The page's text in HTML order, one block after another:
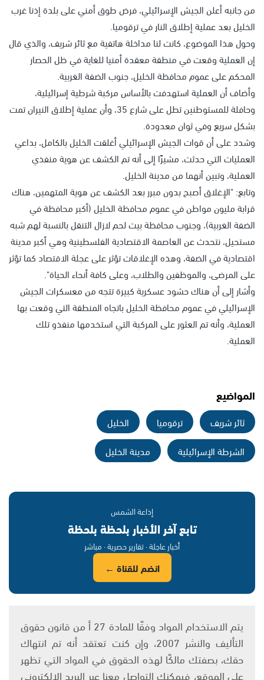
من جانبه أعلن الجيش الإسرائيلي، فرض طوق أمني على بلدة إذنا غرب
الخليل بعد عملية إطلاق النار في ترقوميا.
وحول هذا الموضوع، كانت لنا مداخلة هاتفية مع ثائر شريف، والذي قال
إن العملية وقعت في منطقة معقدة أمنيا للغاية في ظل الحصار
المحكم على عموم محافظة الخليل، جنوب الضفة الغربية.
وأضاف أن العملية استهدفت بالأساس مركبة شرطية إسرائيلية،
وحافلة للمستوطنين تطل على شارع 35، وأن عملية إطلاق النيران تمت
بشكل سريع وفي ثوان معدودة.
وشدد على أن قوات الجيش الإسرائيلي أغلقت الخليل بالكامل، بداعي
العمليات التي حدثت، مشيرًا إلى أنه تم الكشف عن هوية منفذي
العملية، وتبين أنهما من مدينة الخليل.
وتابع: "الإغلاق أصبح بدون مبرر بعد الكشف عن هوية المتهمين، هناك
قرابة مليون مواطن في عموم محافظة الخليل (أكبر محافظة في
الضفة الغربية)، وجنوب محافظة بيت لحم لازال التنقل بالنسبة لهم شبه
مستحيل، نتحدث عن العاصمة الاقتصادية الفلسطينية وهي أكبر مدينة
اقتصادية في الضفة، وهذه الإغلاقات تؤثر على عجلة الاقتصاد كما تؤثر
على المرضى، والموظفين والطلاب، وعلى كافة أنحاء الحياة".
وأشار إلى أن هناك حشود عسكرية كبيرة تتجه من معسكرات الجيش
الإسرائيلي في عموم محافظة الخليل باتجاه المنطقة التي وقعت بها
العملية، وأنه تم العثور على المركبة التي استخدمها منفذو تلك
العملية.
المواضيع
ثائر شريف ترقوميا
الخليل
الشرطة الإسرائيلية
مدينة الخليل
إذاعة الشمس
تابع آخر الأخبار بلحظة بلحظة
أخبار عاجلة · تقارير حصرية · مباشر
انضم للقناة ←
يتم الاستخدام المواد وفقًا للمادة 27 أ من قانون حقوق
التأليف والنشر 2007، وإن كنت تعتقد أنه تم انتهاك
حقك، بصفتك مالكًا لهذه الحقوق في المواد التي تظهر
على الموقع، فيمكنك التواصل معنا عبر البريد الإلكتروني